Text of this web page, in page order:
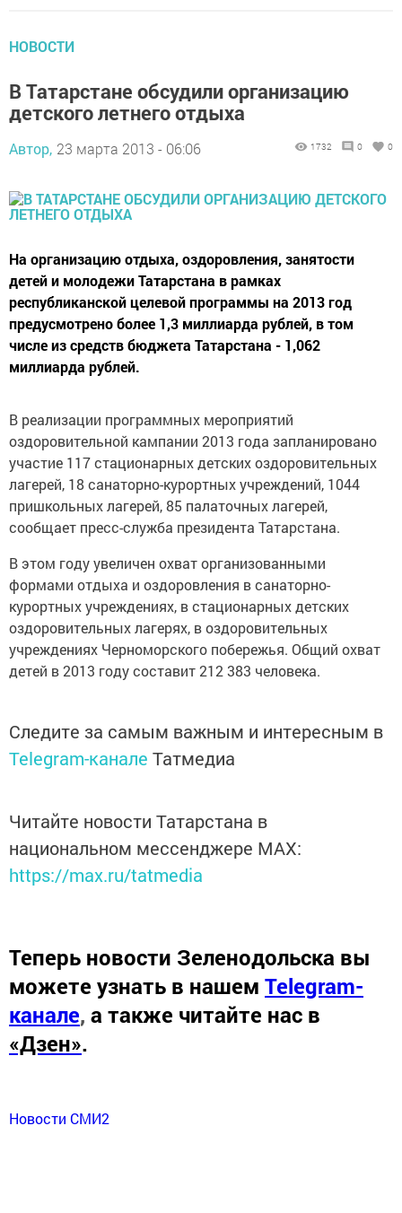
НОВОСТИ
В Татарстане обсудили организацию
детского летнего отдыха
Автор, 23 марта 2013 - 06:06 1732 0 0
На организацию отдыха, оздоровления, занятости
детей и молодежи Татарстана в рамках
республиканской целевой программы на 2013 год
предусмотрено более 1,3 миллиарда рублей, в том
числе из средств бюджета Татарстана - 1,062
миллиарда рублей.
В реализации программных мероприятий
оздоровительной кампании 2013 года запланировано
участие 117 стационарных детских оздоровительных
лагерей, 18 санаторно-курортных учреждений, 1044
пришкольных лагерей, 85 палаточных лагерей,
сообщает пресс-служба президента Татарстана.
В этом году увеличен охват организованными
формами отдыха и оздоровления в санаторно-
курортных учреждениях, в стационарных детских
оздоровительных лагерях, в оздоровительных
учреждениях Черноморского побережья. Общий охват
детей в 2013 году составит 212 383 человека.
Следите за самым важным и интересным в
Telegram-канале Татмедиа
Читайте новости Татарстана в
национальном мессенджере MАХ:
https://max.ru/tatmedia
Теперь новости Зеленодольска вы
можете узнать в нашем Telegram-
канале, а также читайте нас в
«Дзен».
Новости СМИ2